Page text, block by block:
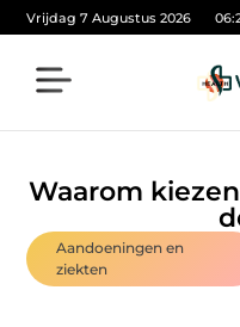
Vrijdag 7 Augustus 2026
Waarom
Aandoeningen en
ziekten